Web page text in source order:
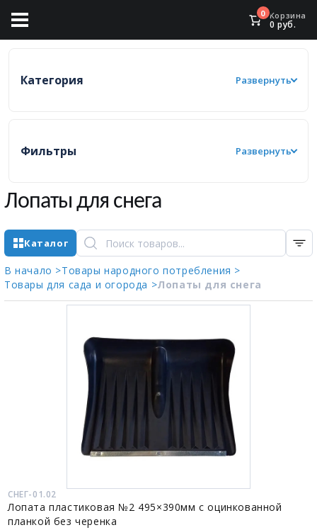
0 Корзина
0 руб.
Категория Развернуть
Фильтры Развернуть
Лопаты для снега
Каталог
В начало >Товары народного потребления >
Товары для сада и огорода >Лопаты для снега
СНЕГ-01.02
Лопата пластиковая №2 495×390мм с оцинкованной
планкой без черенка